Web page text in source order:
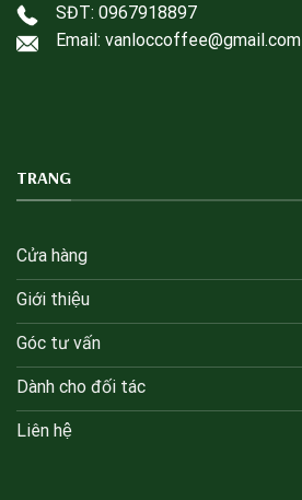
SĐT: 0967918897
Email: vanloccoffee@gmail.com
TRANG
Cửa hàng
Giới thiệu
Góc tư vấn
Dành cho đối tác
Liên hệ